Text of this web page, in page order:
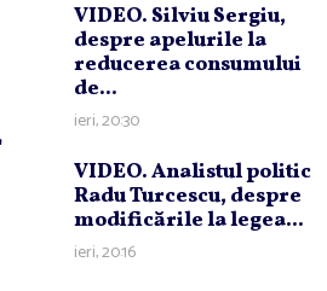
VIDEO. Silviu Sergiu,
despre apelurile la
reducerea consumului
de...
ieri, 20:30
VIDEO. Analistul politic
Radu Turcescu, despre
modificările la legea...
ieri, 20:16